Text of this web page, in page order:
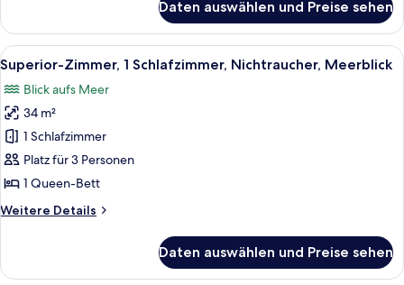
Daten auswählen und Preise sehen
Alle
Fotos
für
Superior-
Zimmer,
1
Schlafzimmer,
Meerblick
Ein Poolbereich mit Liegestühlen
8
Superior-Zimmer, 1 Schlafzimmer, Nichtraucher, Meerblick
Blick aufs Meer
34 m²
1 Schlafzimmer
Platz für 3 Personen
1 Queen-Bett
Weitere Details
Weitere
Zimmer,
Daten auswählen und Preise sehen